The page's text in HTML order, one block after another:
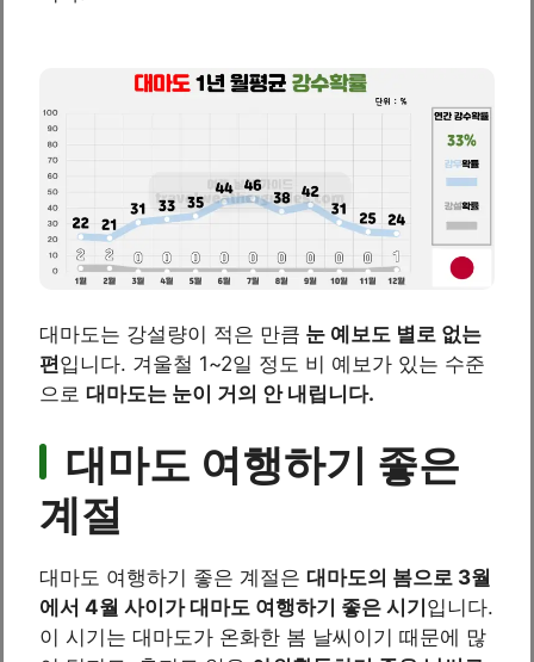
대마도는 강설량이 적은 만큼 눈 예보도 별로 없는
편입니다. 겨울철 1~2일 정도 비 예보가 있는 수준
으로 대마도는 눈이 거의 안 내립니다.
대마도 여행하기 좋은
계절
대마도 여행하기 좋은 계절은 대마도의 봄으로 3월
에서 4월 사이가 대마도 여행하기 좋은 시기 입니다.
이 시기는 대마도가 온화한 봄 날씨이기 때문에 많